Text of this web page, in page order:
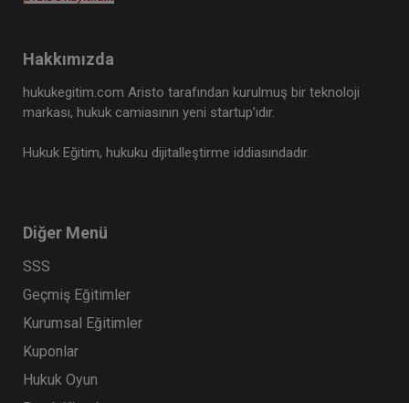
Hakkımızda
hukukegitim.com Aristo tarafından kurulmuş bir teknoloji
markası, hukuk camiasının yeni startup’ıdır.
Hukuk Eğitim, hukuku dijitalleştirme iddiasındadır.
Diğer Menü
SSS
Geçmiş Eğitimler
Kurumsal Eğitimler
Kuponlar
Hukuk Oyun